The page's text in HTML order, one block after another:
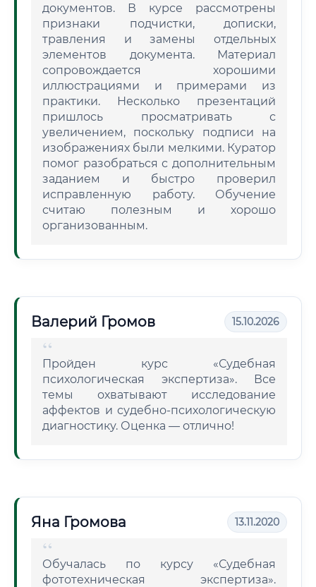
документов. В курсе рассмотрены
признаки подчистки, дописки,
травления и замены отдельных
элементов документа. Материал
сопровождается хорошими
иллюстрациями и примерами из
практики. Несколько презентаций
пришлось просматривать с
увеличением, поскольку подписи на
изображениях были мелкими. Куратор
помог разобраться с дополнительным
заданием и быстро проверил
исправленную работу. Обучение
считаю полезным и хорошо
организованным.
Валерий Громов 15.10.2026
Пройден курс «Судебная
психологическая экспертиза». Все
темы охватывают исследование
аффектов и судебно-психологическую
диагностику. Оценка — отлично!
Яна Громова 13.11.2020
Обучалась по курсу «Судебная
фототехническая экспертиза».